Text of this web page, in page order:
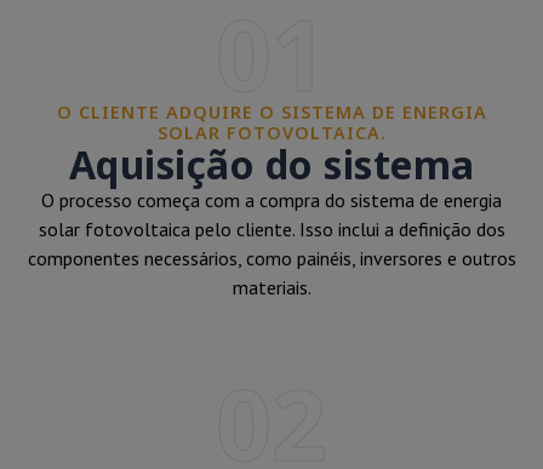
O CLIENTE ADQUIRE O SISTEMA DE ENERGIA
SOLAR FOTOVOLTAICA.
Aquisição do sistema
O processo começa com a compra do sistema de energia
solar fotovoltaica pelo cliente. Isso inclui a definição dos
componentes necessários, como painéis, inversores e outros
materiais.